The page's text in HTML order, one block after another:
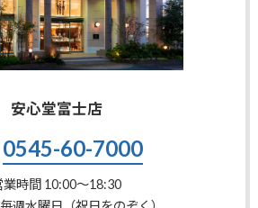
安心堂富士店
0545-60-7000
業時間 10:00〜18:30